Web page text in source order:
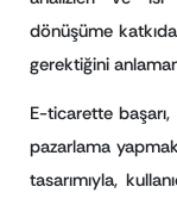
dönüşüme
gerektiğini
E-ticarette
pazarlama
tasarımıyla,